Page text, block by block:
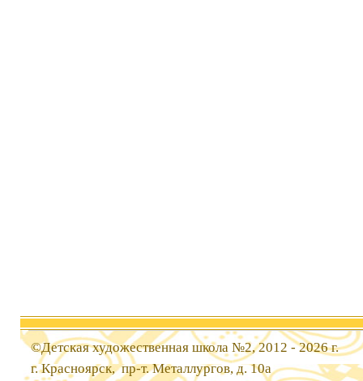
©Детская художественная школа №2, 2012 - 2026 г.
г. Красноярск, пр-т. Металлургов, д. 10а